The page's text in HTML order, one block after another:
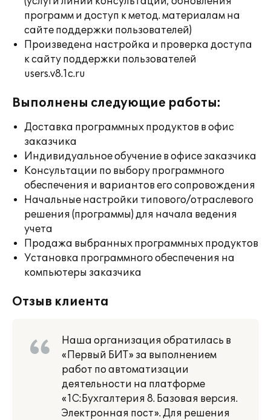
программ и доступ к метод. материалам на
сайте поддержки пользователей)
Произведена настройка и проверка доступа
к сайту поддержки пользователей
users.v8.1c.ru
Выполнены следующие работы:
Доставка программных продуктов в офис
заказчика
Индивидуальное обучение в офисе заказчика
Консультации по выбору программного
обеспечения и вариантов его сопровождения
Начальные настройки типового/отраслевого
решения (программы) для начала ведения
учета
Продажа выбранных программных продуктов
Установка программного обеспечения на
компьютеры заказчика
Отзыв клиента
Наша организация обратилась в
«Первый БИТ» за выполнением
работ по автоматизации
деятельности на платформе
«1С:Бухгалтерия 8. Базовая версия.
Электронная пост». Для решения